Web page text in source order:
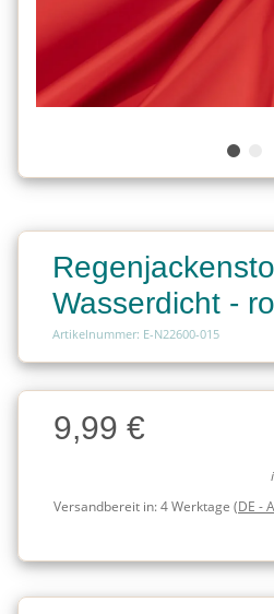
Wasserdicht -
Artikelnummer: E-N22600-015
Charge
Charge9,99 €
Versandbereit in:4 Werktage (DE -